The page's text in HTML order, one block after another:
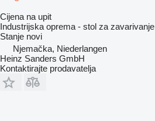
Cijena na upit
Industrijska oprema - stol za zavarivanje
Stanje novi
Njemačka, Niederlangen
Heinz Sanders GmbH
Kontaktirajte prodavatelja